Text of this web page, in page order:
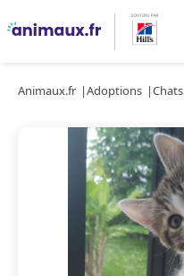
Animaux.fr Adoptions Chats